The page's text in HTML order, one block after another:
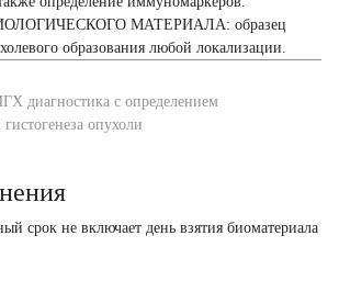
МАТЕРИАЛА: образец
образования любой локализации.
диагностика с определением
опухоли
срок не включает день взятия биоматериала